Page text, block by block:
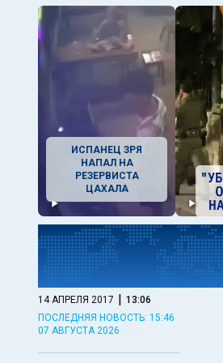
ИСПАНЕЦ ЗРЯ
НАПАЛ НА
РЕЗЕРВИСТА
ЦАХАЛА
14 АПРЕЛЯ 2017 | 13:06
ПОСЛЕДНЯЯ НОВОСТЬ: 15:46
07 АВГУСТА 2026